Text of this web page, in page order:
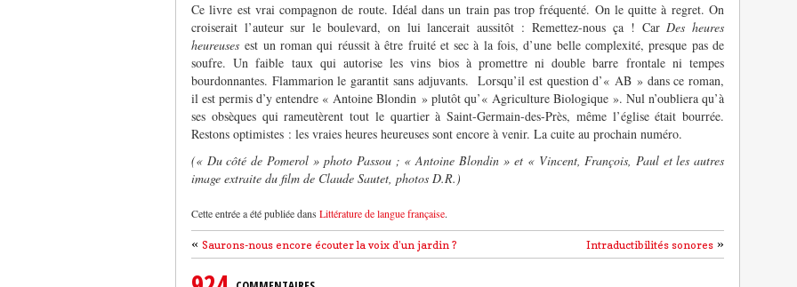
Ce livre est vrai compagnon de route. Idéal dans un train pas trop fréquenté. On le quitte à regret. On
croiserait l’auteur sur le boulevard, on lui lancerait aussitôt : Remettez-nous ça ! CarDes heures
heureusesest un roman qui réussit à être fruité et sec à la fois, d’une belle complexité, presque pas de
soufre. Un faible taux qui autorise les vins bios à promettre ni double barre frontale ni tempes
bourdonnantes. Flammarion le garantit sans adjuvants. Lorsqu’il est question d’« AB » dans ce roman,
il est permis d’y entendre « Antoine Blondin » plutôt qu’« Agriculture Biologique ». Nul n’oubliera qu’à
ses obsèques qui rameutèrent tout le quartier à Saint-Germain-des-Près, même l’église était bourrée.
Restons optimistes : les vraies heures heureuses sont encore à venir. La cuite au prochain numéro.
(« Du côté de Pomerol » photo Passou ; « Antoine Blondin » et « Vincent, François, Paul et les autres
image extraite du film de Claude Sautet, photos D.R.)
Cette entrée a été publiée dans Littérature de langue française.
Intraductibilités sonores »
« Saurons-nous encore écouter la voix d’un jardin ?